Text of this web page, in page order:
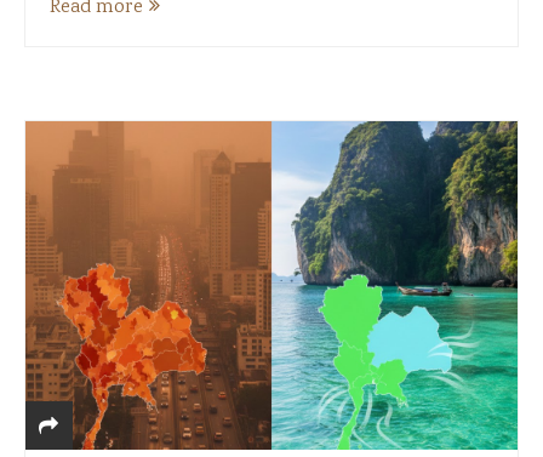
Read more